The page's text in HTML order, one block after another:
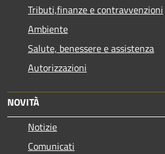
Tributi,finanze e contravvenzioni
Ambiente
Salute, benessere e assistenza
Autorizzazioni
NOVITÀ
Notizie
Comunicati